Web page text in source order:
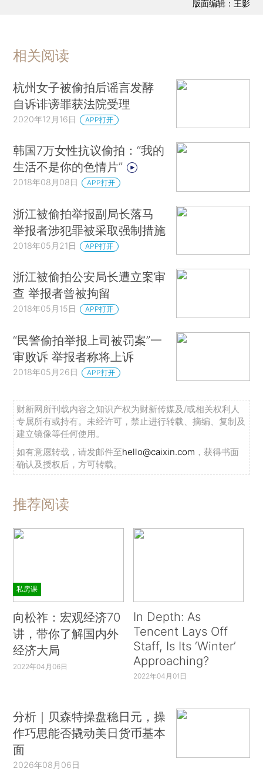
版面编辑：王影
相关阅读
杭州女子被偷拍后谣言发酵
自诉诽谤罪获法院受理
2020年12月16日 APP打开
韩国7万女性抗议偷拍：“我的
生活不是你的色情片”
2018年08月08日 APP打开
浙江被偷拍举报副局长落马
举报者涉犯罪被采取强制措施
2018年05月21日 APP打开
浙江被偷拍公安局长遭立案审
查 举报者曾被拘留
2018年05月15日 APP打开
“民警偷拍举报上司被罚案”一
审败诉 举报者称将上诉
2018年05月26日 APP打开
财新网所刊载内容之知识产权为财新传媒及/或相关权利人
专属所有或持有。未经许可，禁止进行转载、摘编、复制及
建立镜像等任何使用。
如有意愿转载，请发邮件至hello@caixin.com ，获得书面
确认及授权后，方可转载。
推荐阅读
私房课
向松祚：宏观经济70
讲，带你了解国内外
经济大局
2022年04月06日
In Depth: As
Tencent Lays Off
Staff, Is Its ‘Winter’
Approaching?
2022年04月01日
分析｜贝森特操盘稳日元，操
作巧思能否撬动美日货币基本
面
2026年08月06日